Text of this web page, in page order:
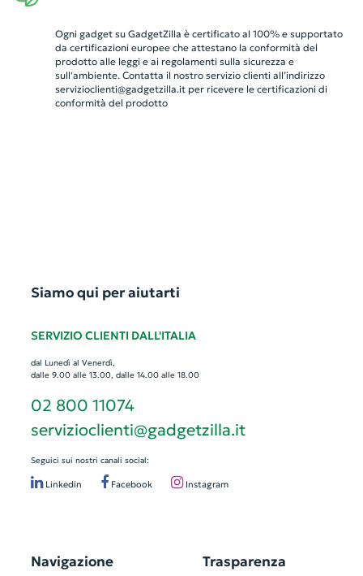
Ogni gadget su GadgetZilla è certificato al 100% e supportato
da certificazioni europee che attestano la conformità del
prodotto alle leggi e ai regolamenti sulla sicurezza e
sull'ambiente. Contatta il nostro servizio clienti all’indirizzo
servizioclienti@gadgetzilla.itper ricevere le certificazioni di
conformità del prodotto
Siamo qui per aiutarti
SERVIZIO CLIENTI DALL'ITALIA
dal Lunedì al Venerdì,
dalle 9.00 alle 13.00, dalle 14.00 alle 18.00
02 800 11074
servizioclienti@gadgetzilla.it
Seguici sui nostri canali social:
Linkedin Facebook Instagram
Navigazione Trasparenza